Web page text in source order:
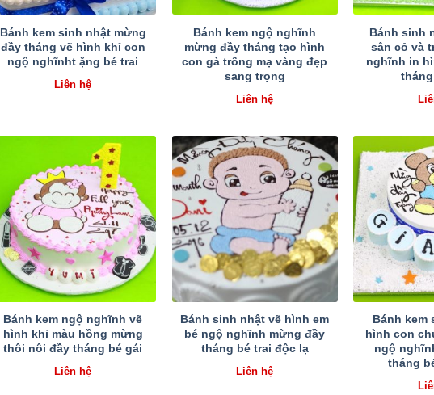
Bánh kem sinh nhật mừng
đầy tháng vẽ hình khỉ con
ngộ nghĩnht ặng bé trai
Liên hệ
Bánh kem ngộ nghĩnh
mừng đầy tháng tạo hình
con gà trống mạ vàng đẹp
sang trọng
Liên hệ
Bánh sinh
sân cỏ và
nghĩnh in
Bánh kem ngộ nghĩnh vẽ
hình khỉ màu hồng mừng
thôi nôi đầy tháng bé gái
Liên hệ
Bánh sinh nhật vẽ hình em
bé ngộ nghĩnh mừng đầy
tháng bé trai độc lạ
Liên hệ
Bánh kem
hình con
ngộ
tháng